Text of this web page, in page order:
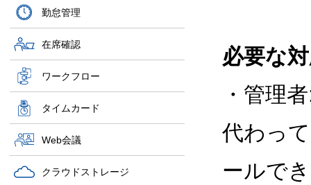
勤怠管理
在席確認
ワークフロー
タイムカード
Web会議
クラウドストレージ
必要な
・管理
代わっ
ールで